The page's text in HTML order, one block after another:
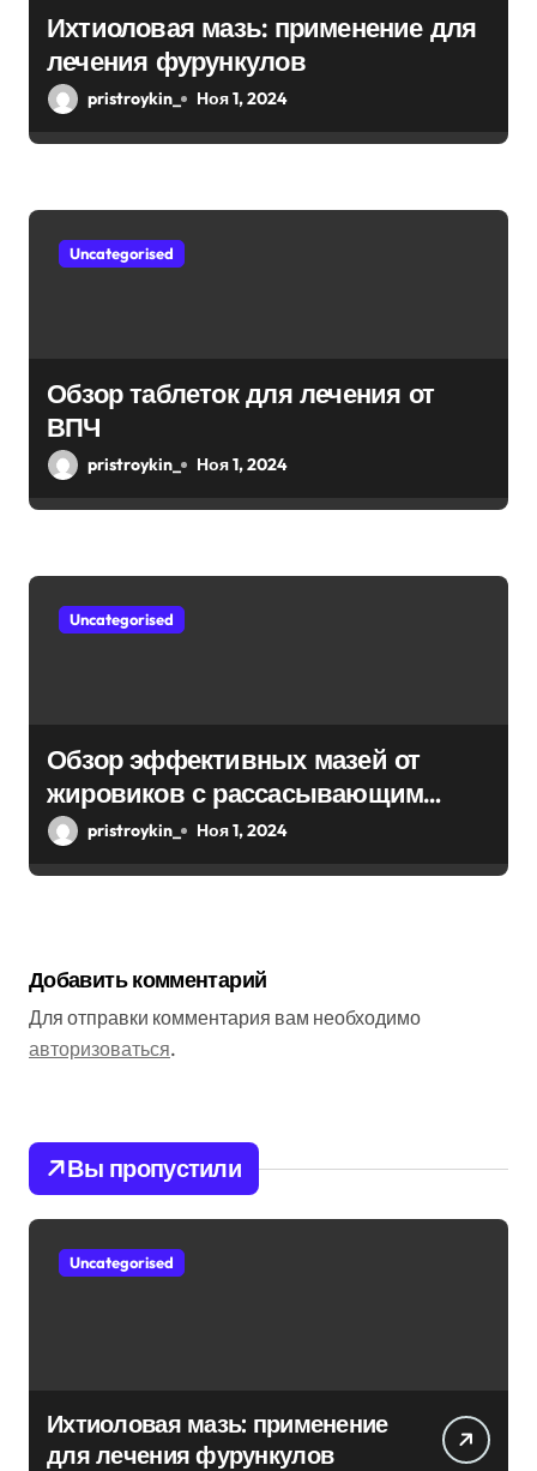
п
и
с
я
Ихтиоловая мазь: применение для
лечения фурункулов
pristroykin_ Ноя 1, 2024
Uncategorised
Обзор таблеток для лечения от
ВПЧ
pristroykin_ Ноя 1, 2024
Uncategorised
Обзор эффективных мазей от
жировиков с рассасывающим
эффектом
pristroykin_ Ноя 1, 2024
Добавить комментарий
Для отправки комментария вам необходимо
авторизоваться.
Вы пропустили
Uncategorised
Ихтиоловая мазь: применение
для лечения фурункулов